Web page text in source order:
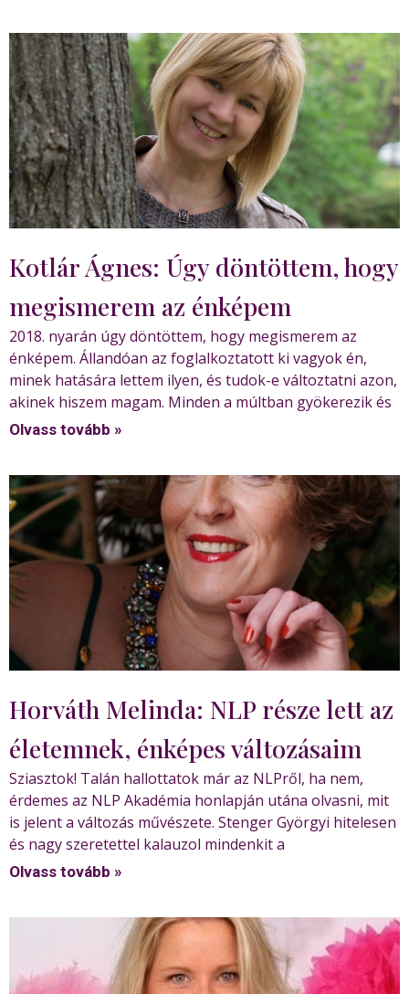
Kotlár Ágnes: Úgy döntöttem, hogy
megismerem az énképem
2018. nyarán úgy döntöttem, hogy megismerem az
énképem. Állandóan az foglalkoztatott ki vagyok én,
minek hatására lettem ilyen, és tudok-e változtatni azon,
akinek hiszem magam. Minden a múltban gyökerezik és
Olvass tovább »
Horváth Melinda: NLP része lett az
életemnek, énképes változásaim
Sziasztok! Talán hallottatok már az NLPről, ha nem,
érdemes az NLP Akadémia honlapján utána olvasni, mit
is jelent a változás művészete. Stenger Györgyi hitelesen
és nagy szeretettel kalauzol mindenkit a
Olvass tovább »